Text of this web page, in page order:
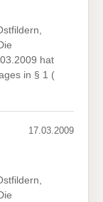
hat
in § 1 (
17.03.2009